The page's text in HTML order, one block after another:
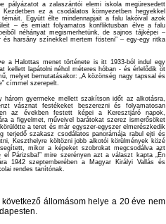
pályázatot a zalaszántói elemi iskola megüresedett
ez a csodálatos környezetben hegyekkel
Együtt élte mindennapjait a falu lakóival azok
– és emiatt folyamatos konfliktusban élve a falu
néhányat megismerhetünk, de sajnos tájképei –
harsány színekkel mertem fösteni” – egy-egy ritka
a Halottas menet története is itt 1933-ból indul egy
kellett lapátolni néhol méteres hóban - és érlelődik öt
melyet bemutatásakor: „A közönség nagy tapssal és
címmel szerepelt.
három gyermeke mellett szakítson időt az alkotásra,
vásznat festékeket beszerezni és folyamatosan
az években festett képei a Keresztjáró napok,
a figyelmet, műveivel barátokat szerez ismerősöket
a teret és már egyszer-egyszer elmerészkedik
terjedő szakasz csodálatos panorámája rabul ejti és
Keszthelyre költözni jobb alkotói körülmények közé
mikor a képeket szobrokat megcsodálva azt
Párizsba!” mire szerényen azt a választ kapta „Én
1942 szeptemberében a Magyar Királyi Vallás és
rendes tanítónak.
állomásom helye a 20 éve nem